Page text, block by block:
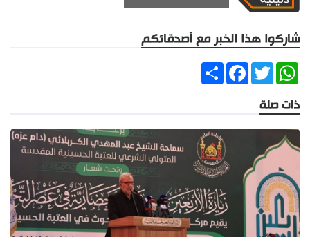
شاركوا هذا الخبر مع أصدقائكم
ShareFacebookTwitter
WhatsApp
ذات صلة